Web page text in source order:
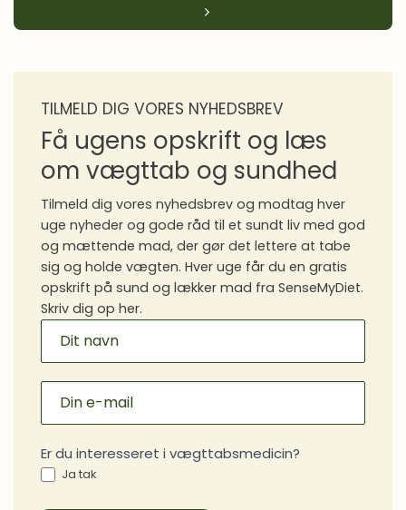
Derfor svinger din vægt fra dag til dag
Dag 22 Forstå dine cravings og lær at finde ro uden
Dag 23 Gør op med sorthvidtænkning
Se, hvor langt du er kommet
Dag 25Skab balance og en plan for februar
TILMELD DIG VORES NYHEDSBREV
Få ugens opskrift og læs
om vægttab og sundhed
Tilmeld dig vores nyhedsbrev og modtag hver
uge nyheder og gode råd til et sundt liv med god
og mættende mad, der gør det lettere at tabe
sig og holde vægten. Hver uge får du en gratis
opskrift på sund og lækker mad fra SenseMyDiet.
Skriv dig op her.
MAILCHIMP
SIGNUP
Er du interesseret i vægttabsmedicin?
Ja tak